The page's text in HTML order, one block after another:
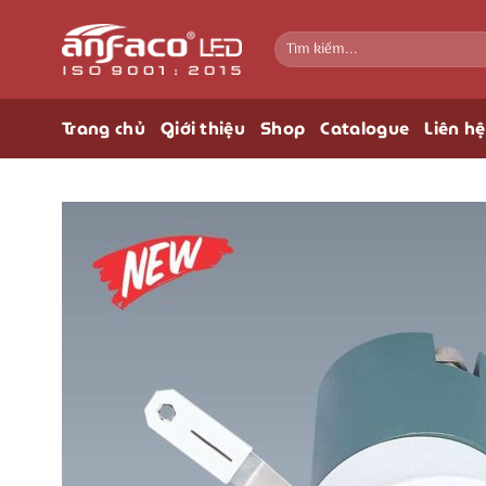
dung
Tìm
kiếm:
Trang chủ Giới thiệu Shop Catalogue Liên hệ